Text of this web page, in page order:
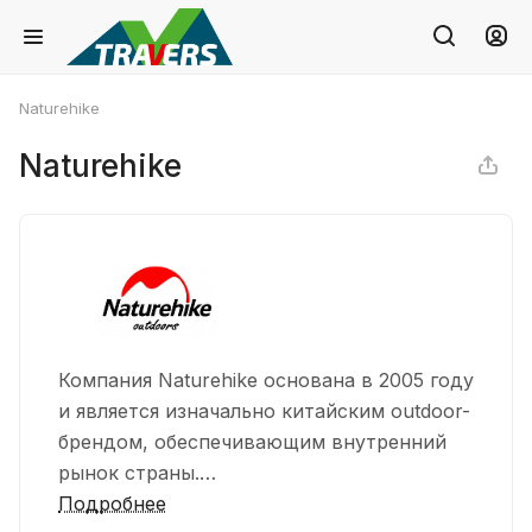
Naturehike
Naturehike
Компания Naturehike основана в 2005 году
и является изначально китайским outdoor-
брендом, обеспечивающим внутренний
рынок страны.
Компания производит широкий
Подробнее